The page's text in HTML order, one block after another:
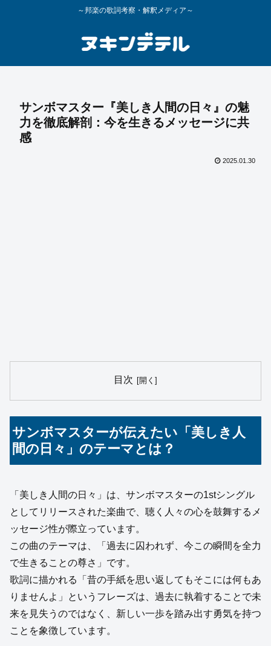
～邦楽の歌詞考察・解釈メディア～
サンボマスター『美しき人間の日々』の魅
力を徹底解剖：今を生きるメッセージに共
感
2025.01.30
目次
サンボマスターが伝えたい「美しき人
間の日々」のテーマとは？
「美しき人間の日々」は、サンボマスターの1stシングル
としてリリースされた楽曲で、聴く人々の心を鼓舞するメ
ッセージ性が際立っています。
この曲のテーマは、「過去に囚われず、今この瞬間を全力
で生きることの尊さ」です。
歌詞に描かれる「昔の手紙を思い返してもそこには何もあ
りませんよ」というフレーズは、過去に執着することで未
来を見失うのではなく、新しい一歩を踏み出す勇気を持つ
ことを象徴しています。